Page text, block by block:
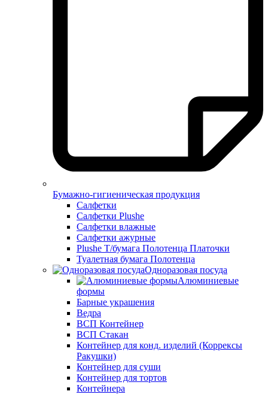
Бумажно-гигиеническая продукция
Салфетки
Салфетки Plushe
Салфетки влажные
Салфетки ажурные
Plushe Т/бумага Полотенца Платочки
Туалетная бумага Полотенца
Одноразовая посуда
Алюминиевые
формы
Барные украшения
Ведра
ВСП Контейнер
ВСП Стакан
Контейнер для конд. изделий (Коррексы
Ракушки)
Контейнер для суши
Контейнер для тортов
Контейнера